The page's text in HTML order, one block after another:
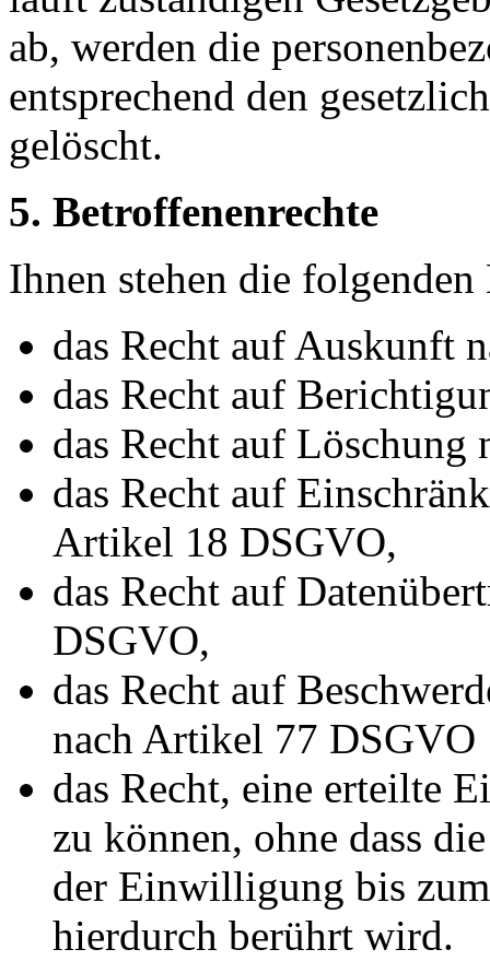
ab, werden die
entsprechend den
gelöscht.
5. Betroffenenrechte
Ihnen stehen die
das Recht auf Auskunft
das Recht auf
das Recht auf
das Recht auf
Artikel 18 DSGVO,
das Recht auf
DSGVO,
das Recht auf
nach Artikel 77 DSGVO
das Recht, eine erteilte
zu können, ohne dass
der Einwilligung bis
hierdurch berührt wird.